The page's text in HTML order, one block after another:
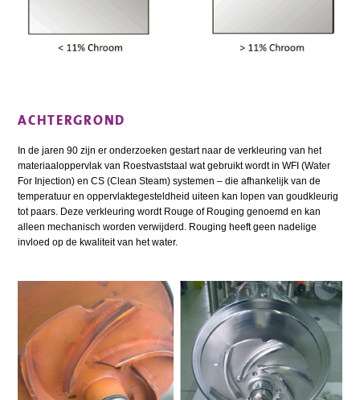
ACHTERGROND
In de jaren 90 zijn er onderzoeken gestart naar de verkleuring van het
materiaaloppervlak van Roestvaststaal wat gebruikt wordt in WFI (Water
For Injection) en CS (Clean Steam) systemen – die afhankelijk van de
temperatuur en oppervlaktegesteldheid uiteen kan lopen van goudkleurig
tot paars. Deze verkleuring wordt Rouge of Rouging genoemd en kan
alleen mechanisch worden verwijderd. Rouging heeft geen nadelige
invloed op de kwaliteit van het water.